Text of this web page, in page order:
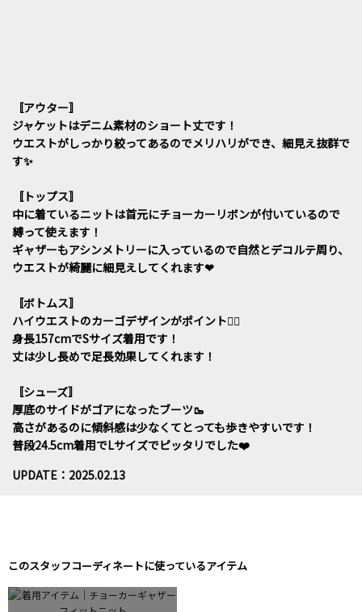
〚アウター〛
ジャケットはデニム素材のショート丈です！
ウエストがしっかり絞ってあるのでメリハリができ、細見え抜群で
す✨
〚トップス〛
中に着ているニットは首元にチョーカーリボンが付いているので
縛って使えます！
ギャザーもアシンメトリーに入っているので自然とデコルテ周り、
ウエストが綺麗に細見えしてくれます‪‪❤︎‬
〚ボトムス〛
ハイウエストのカーゴデザインがポイント☝🏻
身長157cmでSサイズ着用です！
丈は少し長めで足長効果してくれます！
〚シューズ〛
厚底のサイドがゴアになったブーツ🥾
高さがあるのに傾斜感は少なくてとっても歩きやすいです！
普段24.5cm着用でLサイズでピッタリでした❤️
UPDATE：2025.02.13
このスタッフコーディネートに使っているアイテム